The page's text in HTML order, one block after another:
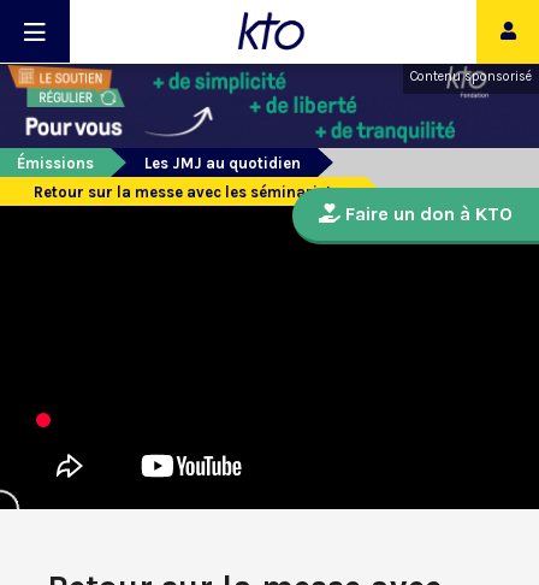
Contenu sponsorisé
Émissions
Les JMJ au quotidien
Retour sur la messe avec les séminaristes
Faire un don à KTO